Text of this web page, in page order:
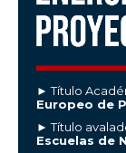
► Título
Europeo de
► Título
Escuelas de